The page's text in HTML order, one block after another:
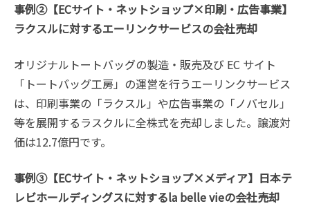
事例②【ECサイト・ネットショップ×印刷・広告事業】
ラクスルに対するエーリンクサービスの会社売却
オリジナルトートバッグの製造・販売及び EC サイト
「トートバッグ工房」の運営を行うエーリンクサービス
は、印刷事業の「ラクスル」や広告事業の「ノバセル」
等を展開するラスクルに全株式を売却しました。譲渡対
価は12.7億円です。
事例③【ECサイト・ネットショップ×メディア】日本テ
レビホールディングスに対するla belle vieの会社売却